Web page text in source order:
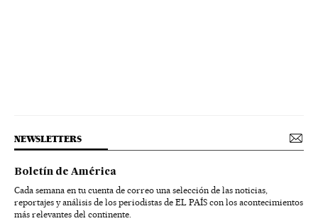
NEWSLETTERS
Boletín de América
Cada semana en tu cuenta de correo una selección de las noticias,
reportajes y análisis de los periodistas de EL PAÍS con los acontecimientos
más relevantes del continente.